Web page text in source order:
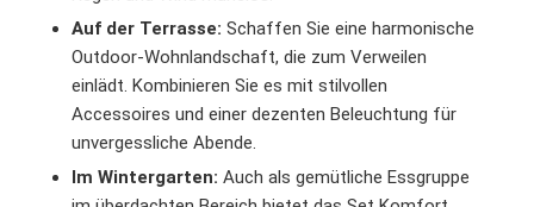
Auf der Terrasse: Schaffen Sie eine harmonische
Outdoor-Wohnlandschaft, die zum Verweilen
einlädt. Kombinieren Sie es mit stilvollen
Accessoires und einer dezenten Beleuchtung für
unvergessliche Abende.
Im Wintergarten: Auch als gemütliche Essgruppe